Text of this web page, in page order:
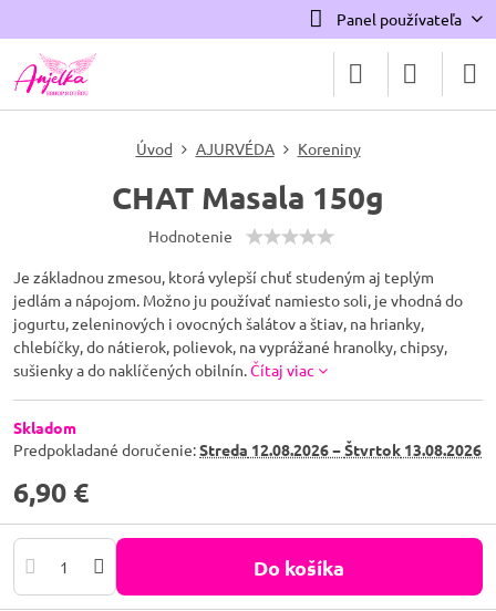
Panel používateľa
Úvod AJURVÉDA Koreniny
CHAT Masala 150g
Hodnotenie
Je základnou zmesou, ktorá vylepší chuť studeným aj teplým
jedlám a nápojom. Možno ju používať namiesto soli, je vhodná do
jogurtu, zeleninových i ovocných šalátov a štiav, na hrianky,
chlebíčky, do nátierok, polievok, na vyprážané hranolky, chipsy,
sušienky a do naklíčených obilnín.Čítaj viac
Skladom
Predpokladané doručenie:Streda 12.08.2026 −Štvrtok 13.08.2026
6,90 €
Do košíka